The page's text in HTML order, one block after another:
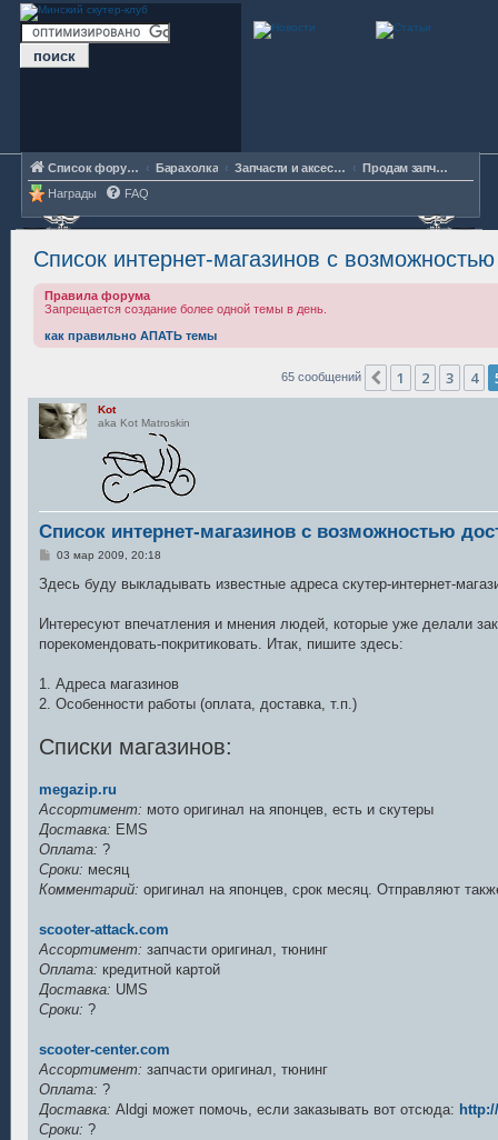
Список форумов Барахолка Запчасти и аксессуары
Продам запчасти/аксессуары
Награды
FAQ
Список интернет-магазинов с
Правила форума
Запрещается создание более одной темы в день.
как правильно АПАТЬ темы
65 сообщений Пред.
1 2 3 4
Kot
aka Kot Matroskin
Список интернет-магазинов с возможностью
С
о
б
е
и
03 мар 2009, 20:18
Здесь буду выкладывать известные адреса скутер-интернет-
Интересуют впечатления и мнения людей, которые уже делали
порекомендовать-покритиковать. Итак, пишите здесь:
1. Адреса магазинов
2. Особенности работы (оплата, доставка, т.п.)
Списки магазинов:
megazip.ru
Ассортимент: мото оригинал на японцев, есть и скутеры
Доставка: EMS
Оплата: ?
Сроки: месяц
Комментарий: оригинал на японцев, срок месяц. Отправляют
scooter-attack.com
Ассортимент: запчасти оригинал, тюнинг
Оплата: кредитной картой
Доставка: UMS
Сроки: ?
scooter-center.com
Ассортимент: запчасти оригинал, тюнинг
Оплата: ?
Доставка: Aldgi может помочь, если заказывать вот отсюда:
Сроки: ?